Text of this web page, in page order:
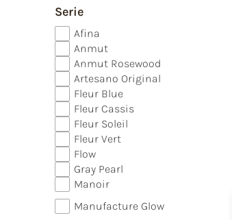
Serie
Afina
Anmut
Anmut Rosewood
Artesano Original
Fleur Blue
Fleur Cassis
Fleur Soleil
Fleur Vert
Flow
Gray Pearl
Manoir
Manufacture Glow